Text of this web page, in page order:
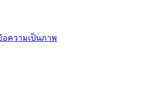
อความเป็นภาพ